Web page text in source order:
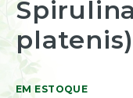
Resinas
/
Incensos
Naturais
para
o
início
da
imagens
EM ESTOQUE